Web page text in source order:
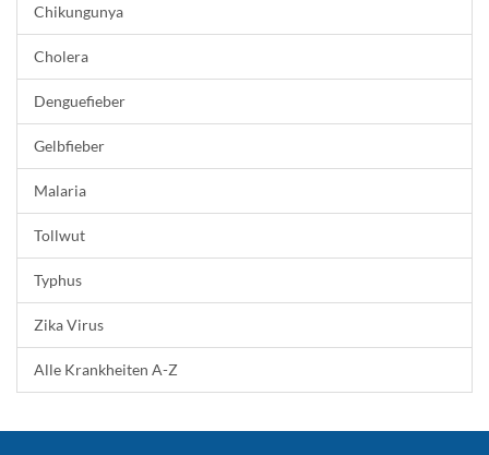
Chikungunya
Cholera
Denguefieber
Gelbfieber
Malaria
Tollwut
Typhus
Zika Virus
Alle Krankheiten A-Z